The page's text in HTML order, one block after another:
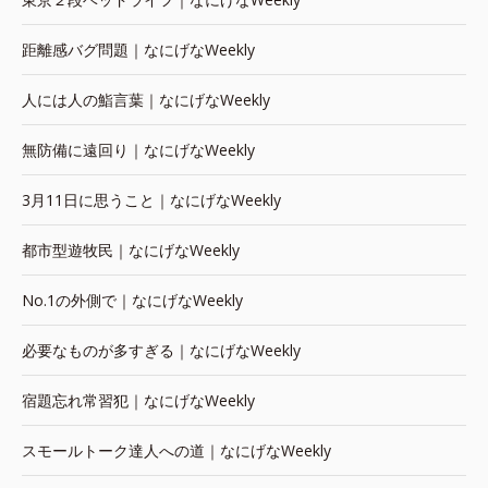
距離感バグ問題｜なにげなWeekly
人には人の鮨言葉｜なにげなWeekly
無防備に遠回り｜なにげなWeekly
3月11日に思うこと｜なにげなWeekly
都市型遊牧民｜なにげなWeekly
No.1の外側で｜なにげなWeekly
必要なものが多すぎる｜なにげなWeekly
宿題忘れ常習犯｜なにげなWeekly
スモールトーク達人への道｜なにげなWeekly